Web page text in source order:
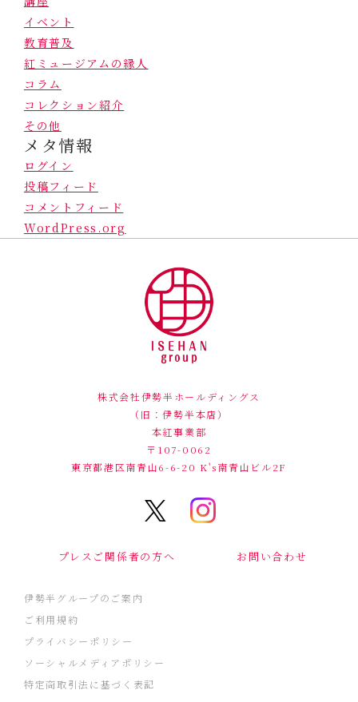
イベント
教育普及
紅ミュージアムの縁人
コラム
コレクション紹介
その他
メタ情報
ログイン
投稿フィード
コメントフィード
WordPress.org
株式会社伊勢半ホールディングス
（旧：伊勢半本店）
本紅事業部
〒107-0062
東京都港区南青山6-6-20 K's南青山ビル2F
プレスご関係者の方へ お問い合わせ
伊勢半グループのご案内
ご利用規約
プライバシーポリシー
ソーシャルメディアポリシー
特定商取引法に基づく表記